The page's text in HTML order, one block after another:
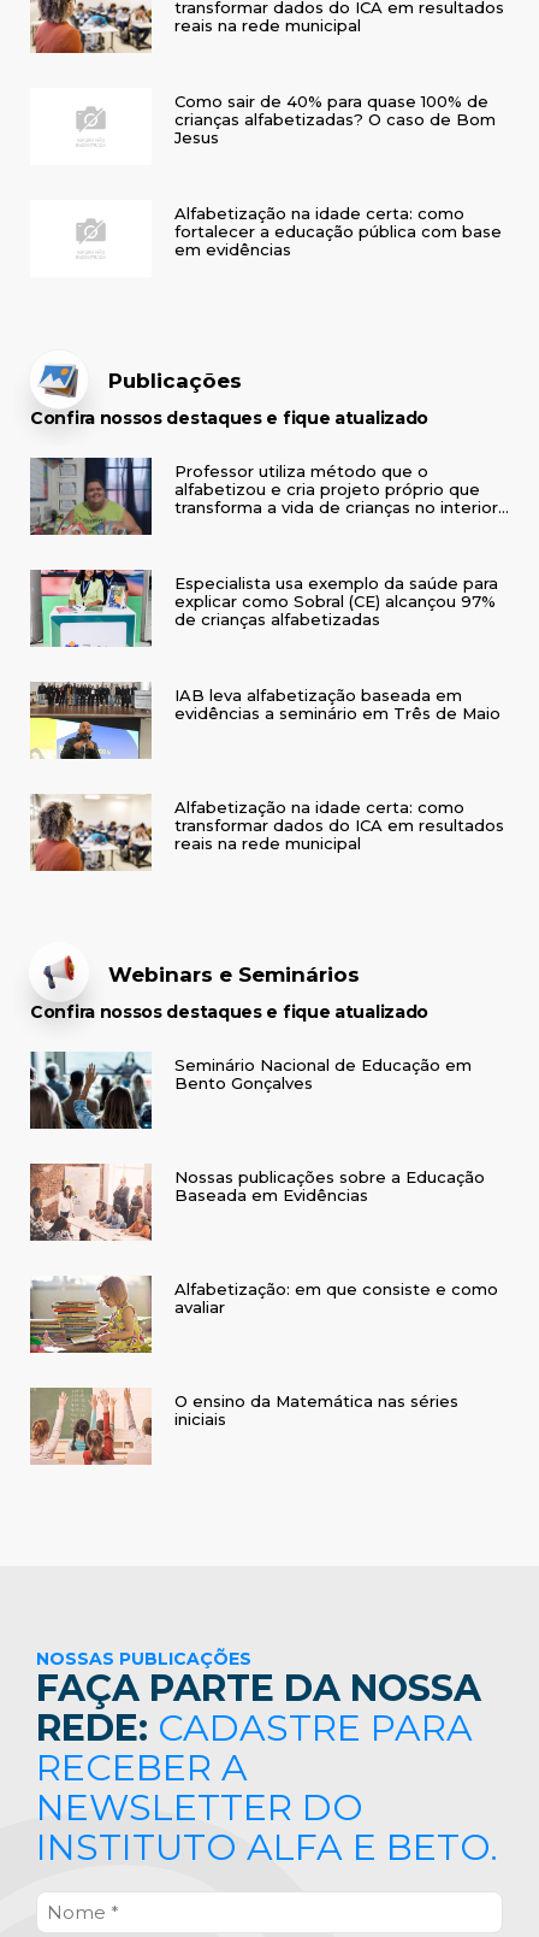
transformar dados do ICA em resultados
reais na rede municipal
Como sair de 40% para quase 100% de
crianças alfabetizadas? O caso de Bom
Jesus
Alfabetização na idade certa: como
fortalecer a educação pública com base
em evidências
Publicações
Confira nossos destaques e fique atualizado
Professor utiliza método que o
alfabetizou e cria projeto próprio que
transforma a vida de crianças no interior
Especialista usa exemplo da saúde para
explicar como Sobral (CE) alcançou 97%
de crianças alfabetizadas
IAB leva alfabetização baseada em
evidências a seminário em Três de Maio
Alfabetização na idade certa: como
transformar dados do ICA em resultados
reais na rede municipal
Webinars e Seminários
Confira nossos destaques e fique atualizado
Seminário Nacional de Educação em
Bento Gonçalves
Nossas publicações sobre a Educação
Baseada em Evidências
Alfabetização: em que consiste e como
avaliar
O ensino da Matemática nas séries
iniciais
NOSSAS PUBLICAÇÕES
FAÇA PARTE DA NOSSA
REDE: CADASTRE PARA
RECEBER A
NEWSLETTER DO
INSTITUTO ALFA E BETO.